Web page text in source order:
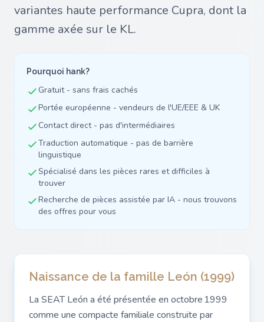
variantes haute performance Cupra, dont la
gamme axée sur le KL.
Pourquoi hank?
Gratuit - sans frais cachés
Portée européenne - vendeurs de l'UE/EEE & UK
Contact direct - pas d'intermédiaires
Traduction automatique - pas de barrière
linguistique
Spécialisé dans les pièces rares et difficiles à
trouver
Recherche de pièces assistée par IA - nous trouvons
des offres pour vous
Naissance de la famille León (1999)
La SEAT León a été présentée en octobre 1999
comme une compacte familiale construite par